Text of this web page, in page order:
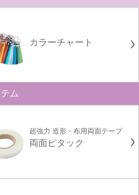
カラーチャート
ム
超強力 造形・布用両面テープ
両面ピタック